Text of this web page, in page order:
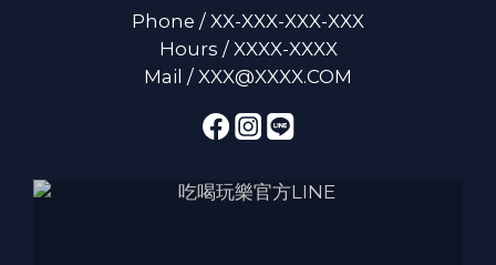
Phone / XX-XXX-XXX-XXX
Hours / XXXX-XXXX
Mail / XXX@XXXX.COM